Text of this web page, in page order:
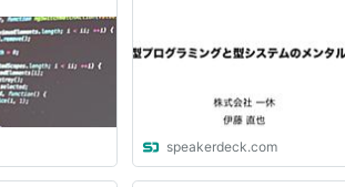
speakerdeck.com